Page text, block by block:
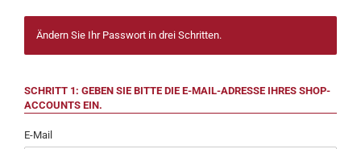
Ändern Sie Ihr Passwort in drei Schritten.
SCHRITT 1: GEBEN SIE BITTE DIE E-MAIL-ADRESSE IHRES SHOP-
ACCOUNTS EIN.
E-Mail